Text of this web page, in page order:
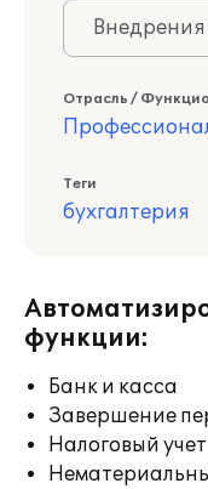
Отрасль /
Теги
бухгалтерия
функции:
Банк и касса
Завершение
Налоговый учет